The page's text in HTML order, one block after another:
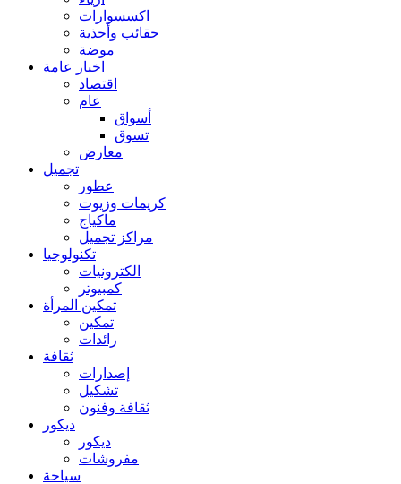
اكسسوارات
حقائب وأحذية
موضة
اخبار عامة
اقتصاد
عام
أسواق
تسوق
معارض
تجميل
عطور
كريمات وزيوت
ماكياج
مراكز تجميل
تكنولوجيا
الكترونيات
كمبيوتر
تمكين المرأة
تمكين
رائدات
ثقافة
إصدارات
تشكيل
ثقافة وفنون
ديكور
ديكور
مفروشات
سياحة